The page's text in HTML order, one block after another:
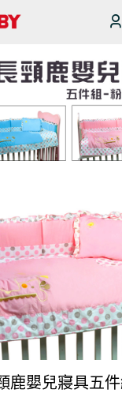
鹿嬰兒寢具五